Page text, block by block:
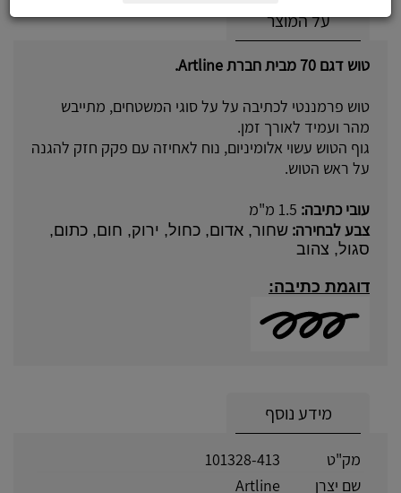
על המוצר
טוש דגם 70 מבית חברת Artline.
טוש פרמננטי לכתיבה על על סוגי המשטחים, מתייבש
מהר ועמיד לאורך זמן.
גוף הטוש עשוי אלומיניום, נוח לאחיזה עם פקק חזק להגנה
על ראש הטוש.
עובי כתיבה: 1.5 מ"מ
צבע לבחירה: שחור, אדום, כחול, ירוק, חום, כתום,
סגול, צהוב
דוגמת כתיבה:
מידע נוסף
מק"ט
101328-413
שם יצרן
Artline